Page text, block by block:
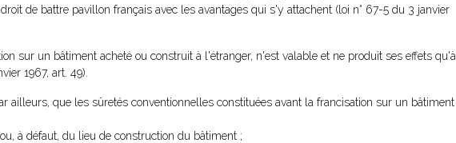
de battre pavillon français avec les avantages qui s'y attachent (loi n° 67-5 du 3 janvier
sur un bâtiment acheté ou construit à l'étranger, n'est valable et ne produit ses effets qu'à
1967, art. 49).
ailleurs, que les sûretés conventionnelles constituées avant la francisation sur un bâtiment
à défaut, du lieu de construction du bâtiment ;